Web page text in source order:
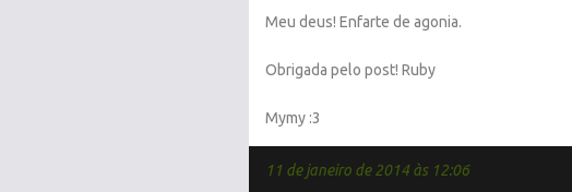
Meu deus! Enfarte de agonia.
Obrigada pelo post! Ruby
Mymy :3
11 de janeiro de 2014 às 12:06